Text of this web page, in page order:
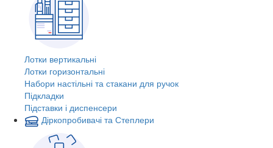
Лотки вертикальні
Лотки горизонтальні
Набори настільні та стакани для ручок
Підкладки
Підставки і диспенсери
Діркопробивачі та Степлери